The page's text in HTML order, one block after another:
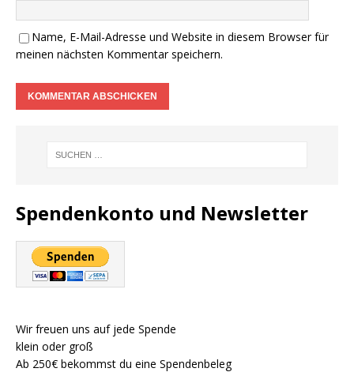
Name, E-Mail-Adresse und Website in diesem Browser für
meinen nächsten Kommentar speichern.
Spendenkonto und Newsletter
Wir freuen uns auf jede Spende
klein oder groß
Ab 250€ bekommst du eine Spendenbeleg